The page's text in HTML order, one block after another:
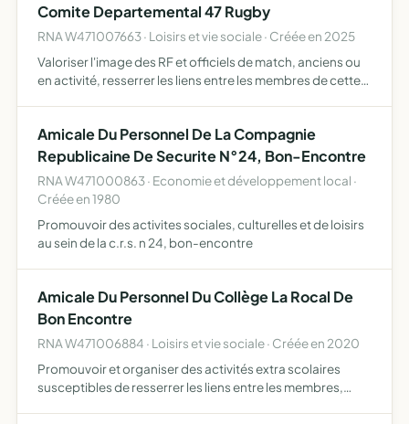
Comite Departemental 47 Rugby
RNA W471007663 · Loisirs et vie sociale · Créée en 2025
Valoriser l'image des RF et officiels de match, anciens ou
en activité, resserrer les liens entre les membres de cette
Amicale Du Personnel De La Compagnie
Republicaine De Securite N°24, Bon-Encontre
RNA W471000863 · Economie et développement local ·
Créée en 1980
Promouvoir des activites sociales, culturelles et de loisirs
au sein de la c.r.s. n 24, bon-encontre
Amicale Du Personnel Du Collège La Rocal De
Bon Encontre
RNA W471006884 · Loisirs et vie sociale · Créée en 2020
Promouvoir et organiser des activités extra scolaires
susceptibles de resserrer les liens entre les membres,